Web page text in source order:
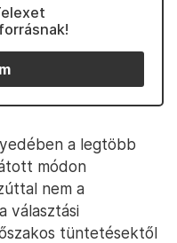
a legtöbb
módon
nem a
választási
tüntetésektől